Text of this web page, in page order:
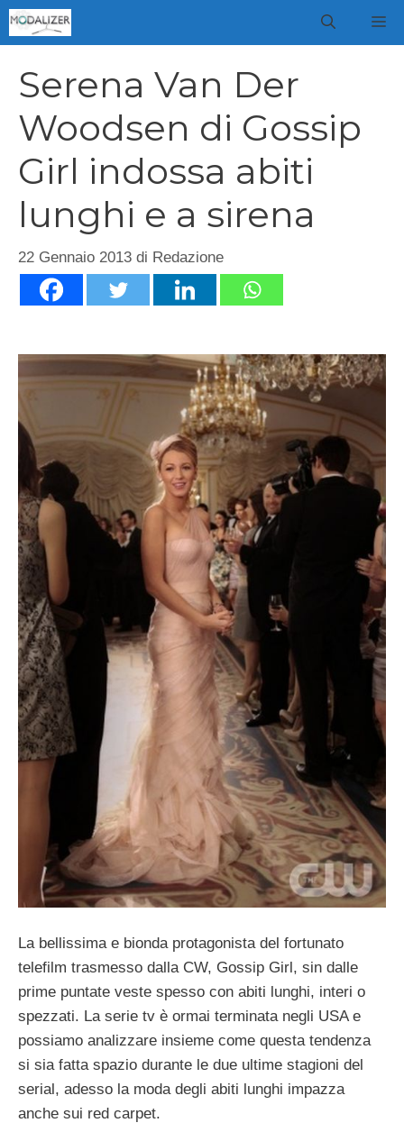
Vai
al
Serena Van Der
Woodsen di Gossip
Girl indossa abiti
lunghi e a sirena
22 Gennaio 2013 di Redazione
La bellissima e bionda protagonista del fortunato
telefilm trasmesso dalla CW, Gossip Girl, sin dalle
prime puntate veste spesso con abiti lunghi, interi o
spezzati. La serie tv è ormai terminata negli USA e
possiamo analizzare insieme come questa tendenza
si sia fatta spazio durante le due ultime stagioni del
serial, adesso la moda degli abiti lunghi impazza
anche sui red carpet.